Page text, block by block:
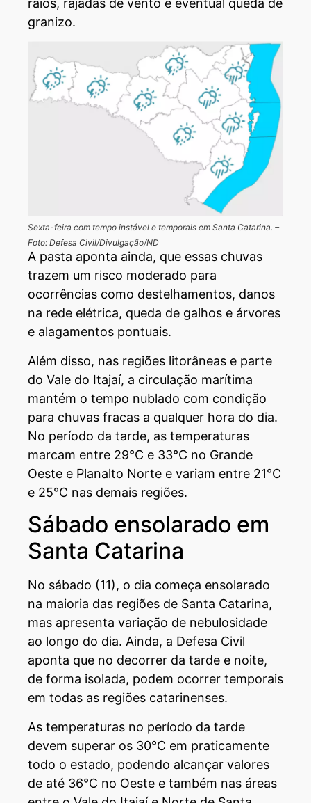
raios, rajadas de vento e eventual queda de
granizo.
Sexta-feira com tempo instável e temporais em Santa Catarina. –
Foto: Defesa Civil/Divulgação/ND
A pasta aponta ainda, que essas chuvas
trazem um risco moderado para
ocorrências como destelhamentos, danos
na rede elétrica, queda de galhos e árvores
e alagamentos pontuais.
Além disso, nas regiões litorâneas e parte
do Vale do Itajaí, a circulação marítima
mantém o tempo nublado com condição
para chuvas fracas a qualquer hora do dia.
No período da tarde, as temperaturas
marcam entre 29°C e 33°C no Grande
Oeste e Planalto Norte e variam entre 21°C
e 25°C nas demais regiões.
Sábado ensolarado em
Santa Catarina
No sábado (11), o dia começa ensolarado
na maioria das regiões de Santa Catarina,
mas apresenta variação de nebulosidade
ao longo do dia. Ainda, a Defesa Civil
aponta que no decorrer da tarde e noite,
de forma isolada, podem ocorrer temporais
em todas as regiões catarinenses.
As temperaturas no período da tarde
devem superar os 30°C em praticamente
todo o estado, podendo alcançar valores
de até 36°C no Oeste e também nas áreas